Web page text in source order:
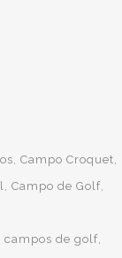
Campo Croquet
Campo de Golf
campos de golf